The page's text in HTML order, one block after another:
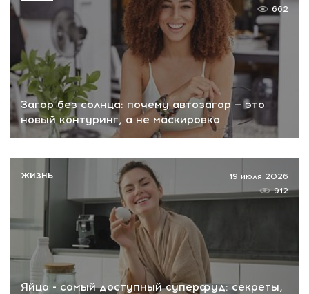
Загар без солнца: почему автозагар — это
новый контуринг, а не маскировка
662
Яйца - самый доступный суперфуд: секреты,
19 июля 2026
912
ЖИЗНЬ